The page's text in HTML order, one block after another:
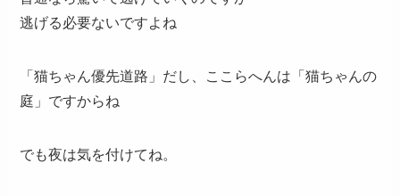
逃げる必要ないですよね
「猫ちゃん優先道路」だし、ここらへんは「猫ちゃんの
庭」ですからね
でも夜は気を付けてね。